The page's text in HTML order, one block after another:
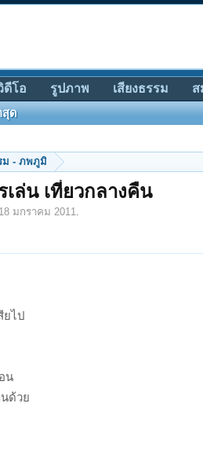
ม - ภพภูมิ
ล่น เที่ยวกลางคืน
18 มกราคม 2011.
ยไป
น
ด้วย
สุด
ดีโอ รูปภาพ เสียงธรรม ส